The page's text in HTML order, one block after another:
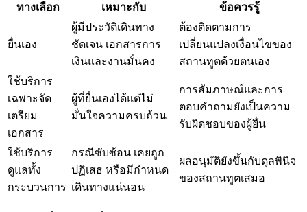
ทางเลือก เหมาะกับ ข้อควรรู้
ยื่นเอง
ผู้มีประวัติเดินทาง
ชัดเจน เอกสารการ
เงินและงานมั่นคง
ต้องติดตามการ
เปลี่ยนแปลงเงื่อนไขของ
สถานทูตด้วยตนเอง
ใช้บริการ
เฉพาะจัด
เตรียม
เอกสาร
ผู้ที่ยื่นเองได้แต่ไม่
มั่นใจความครบถ้วน
การสัมภาษณ์และการ
ตอบคำถามยังเป็นความ
รับผิดชอบของผู้ยื่น
ใช้บริการ
ดูแลทั้ง
กระบวนการ
กรณีซับซ้อน เคยถูก
ปฏิเสธ หรือมีกำหนด
เดินทางแน่นอน
ผลอนุมัติยังขึ้นกับดุลพินิจ
ของสถานทูตเสมอ